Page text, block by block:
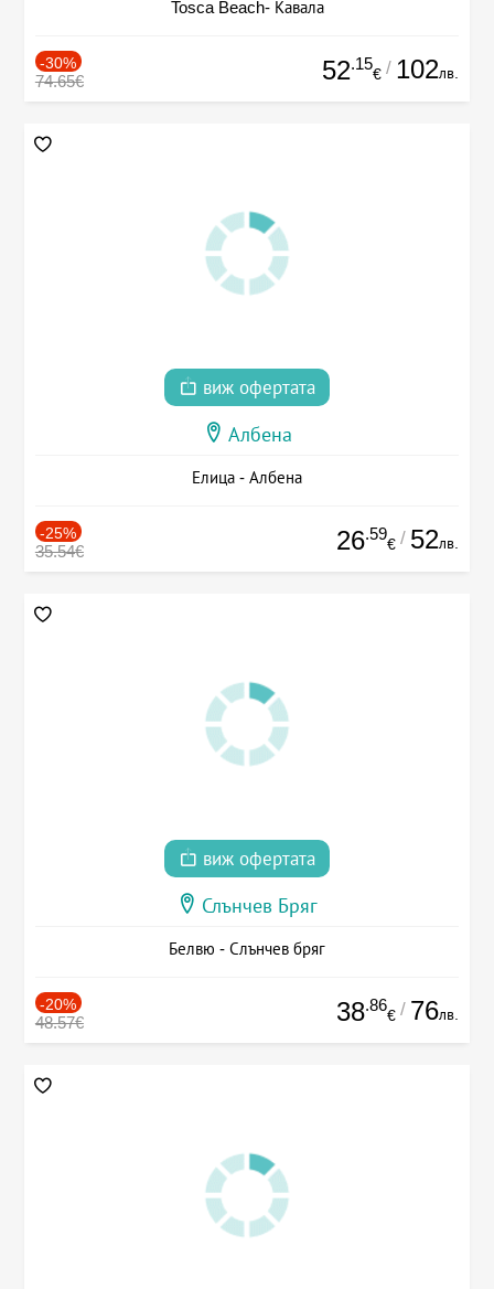
Tosca Beach- Кавала
-30%
74.65€ 52.15
€ / 102лв.
виж офертата
Албена
Елица - Албена
-25%
35.54€ 26.59
€ / 52лв.
виж офертата
Слънчев Бряг
Белвю - Слънчев бряг
-20%
48.57€ 38.86
€ / 76лв.